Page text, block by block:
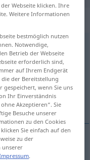
adjektivisch
antippen)
Webseite klicken. Ihre
Weitere Informationen
bestmöglich nutzen
Notwendige,
Betrieb der Webseite
erforderlich sind,
auf Ihrem Endgerät
der Bereitstellung
wenn Sie uns
Ihr Einverständnis
Akzeptieren“. Sie
Besuche unserer
zu den Cookies
Sie einfach auf den
zu der
unserer
.